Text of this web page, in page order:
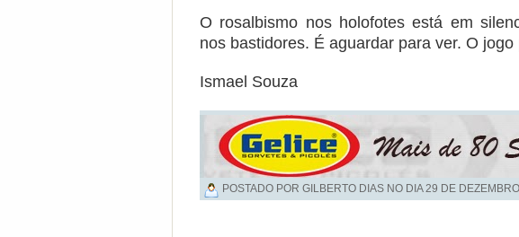
O rosalbismo nos holofotes está em
nos bastidores. É aguardar para ver. O
Ismael Souza
POSTADO POR GILBERTO DIAS NO DIA29 DE